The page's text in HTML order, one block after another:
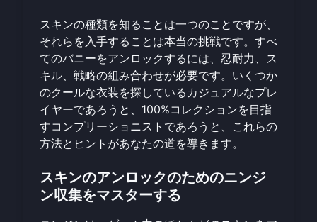
スキンの種類を知ることは一つのことですが、
それらを入手することは本当の挑戦です。すべ
てのバニーをアンロックするには、忍耐力、ス
キル、戦略の組み合わせが必要です。いくつか
のクールな衣装を探しているカジュアルなプレ
イヤーであろうと、100%コレクションを目指
すコンプリーショニストであろうと、これらの
方法とヒントがあなたの道を導きます。
スキンのアンロックのためのニンジ
ン収集をマスターする